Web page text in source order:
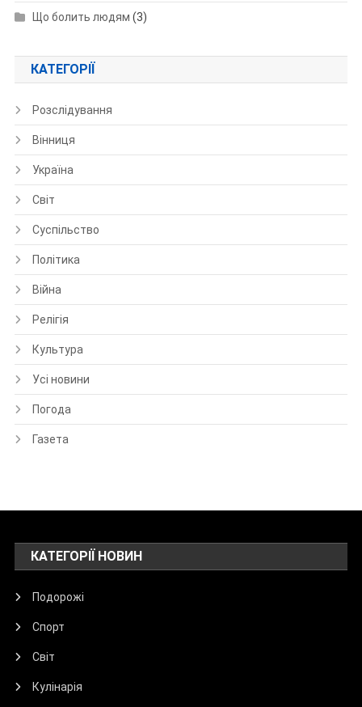
Що болить людям (3)
КАТЕГОРІЇ
Розслідування
Вінниця
Україна
Світ
Суспільство
Політика
Війна
Релігія
Культура
Усі новини
Погода
Газета
КАТЕГОРІЇ НОВИН
Подорожі
Спорт
Світ
Кулінарія